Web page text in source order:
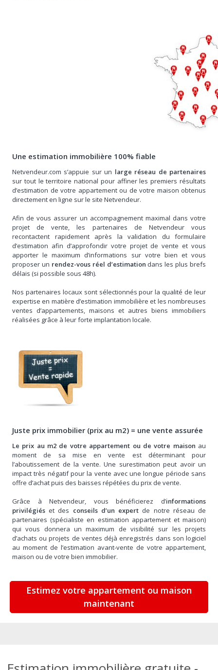
Une estimation immobilière 100% fiable
Netvendeur.com s’appuie sur un large réseau de partenaires
sur tout le territoire national pour affiner les premiers résultats
d’estimation de votre appartement ou de votre maison obtenus
directement en ligne sur le site Netvendeur.
Afin de vous assurer un accompagnement maximal dans votre
projet de vente, les partenaires de Netvendeur vous
recontactent rapidement après la validation du formulaire
d’estimation afin d’approfondir votre projet de vente et vous
apporter le maximum d’informations sur votre bien et vous
proposer un rendez-vous réel d’estimation dans les plus brefs
délais (si possible sous 48h).
Nos partenaires locaux sont sélectionnés pour la qualité de leur
expertise en matière d’estimation immobilière et les nombreuses
ventes d’appartements, maisons et autres biens immobiliers
réalisées grâce à leur forte implantation locale.
Juste prix immobilier (prix au m2) = une vente assurée
Le prix au m2 de votre appartement ou de votre maison au
moment de sa mise en vente est déterminant pour
l’aboutissement de la vente. Une surestimation peut avoir un
impact très négatif pour la vente avec une longue période sans
offre d’achat puis des baisses répétées du prix de vente.
Grâce à Netvendeur, vous bénéficierez d’informations
privilégiés et des conseils d’un expert de notre réseau de
partenaires (spécialiste en estimation appartement et maison)
qui vous donnera un maximum de visibilité sur les projets
d’achats ou projets de ventes déjà enregistrés dans son logiciel
au moment de l’estimation avant-vente de votre appartement,
maison ou de votre bien immobilier.
Estimez votre appartement ou maison
maintenant